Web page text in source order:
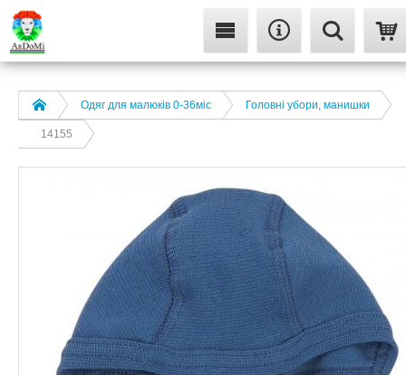
Одяг для малюків 0-36міс Головні убори, манишки
14155